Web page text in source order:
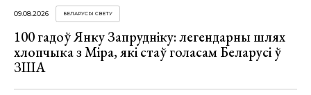
09.08.2026 БЕЛАРУСЫ СВЕТУ
100 гадоў Янку Запрудніку: легендарны шлях
хлопчыка з Міра, які стаў голасам Беларусі ў
ЗША